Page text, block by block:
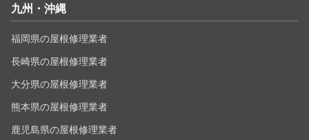
九州・沖縄
福岡県の屋根修理業者
長崎県の屋根修理業者
大分県の屋根修理業者
熊本県の屋根修理業者
鹿児島県の屋根修理業者